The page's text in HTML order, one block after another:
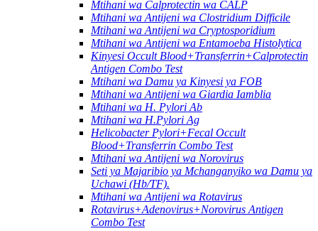
Mtihani wa Calprotectin wa CALP
Mtihani wa Antijeni wa Clostridium Difficile
Mtihani wa Antijeni wa Cryptosporidium
Mtihani wa Antijeni wa Entamoeba Histolytica
Kinyesi Occult Blood+Transferrin+Calprotectin
Antigen Combo Test
Mtihani wa Damu ya Kinyesi ya FOB
Mtihani wa Antijeni wa Giardia Iamblia
Mtihani wa H. Pylori Ab
Mtihani wa H.Pylori Ag
Helicobacter Pylori+Fecal Occult
Blood+Transferrin Combo Test
Mtihani wa Antijeni wa Norovirus
Seti ya Majaribio ya Mchanganyiko wa Damu ya
Uchawi (Hb/TF).
Mtihani wa Antijeni wa Rotavirus
Rotavirus+Adenovirus+Norovirus Antigen
Combo Test